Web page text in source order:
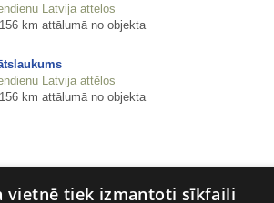
Latvija attēlos
km attālumā no objekta
Latvija attēlos
km attālumā no objekta
vietnē tiek izmantoti sīkfaili